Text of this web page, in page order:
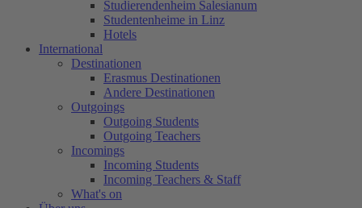
Studierendenheim Salesianum
Studentenheime in Linz
Hotels
International
Destinationen
Erasmus Destinationen
Andere Destinationen
Outgoings
Outgoing Students
Outgoing Teachers
Incomings
Incoming Students
Incoming Teachers & Staff
What's on